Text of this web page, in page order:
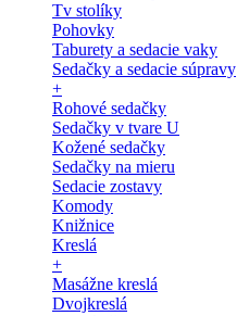
Tv stolíky
Pohovky
Taburety a sedacie vaky
Sedačky a sedacie súpravy
+
Rohové sedačky
Sedačky v tvare U
Kožené sedačky
Sedačky na mieru
Sedacie zostavy
Komody
Knižnice
Kreslá
+
Masážne kreslá
Dvojkreslá